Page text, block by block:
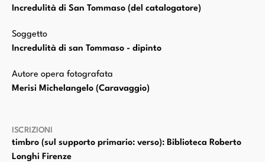
Incredulità di San Tommaso (del catalogatore)
Soggetto
Incredulità di san Tommaso - dipinto
Autore opera fotografata
Merisi Michelangelo (Caravaggio)
ISCRIZIONI
timbro (sul supporto primario: verso): Biblioteca Roberto
Longhi Firenze